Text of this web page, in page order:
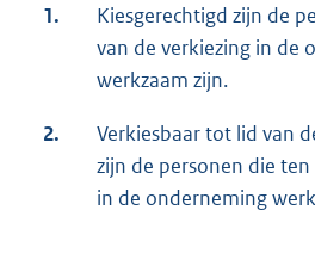
1.
Kiesgerechtigd zijn de
van de verkiezing in de
werkzaam zijn.
2.
Verkiesbaar tot lid van
zijn de personen die
in de onderneming